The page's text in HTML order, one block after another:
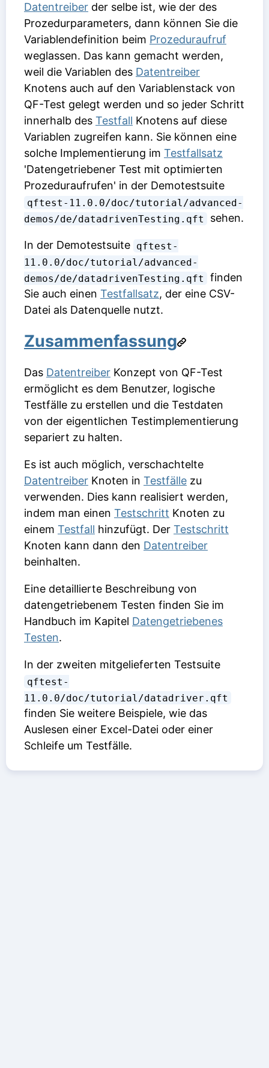
Datentreiber der selbe ist, wie der des
Prozedurparameters, dann können Sie die
Variablendefinition beim Prozeduraufruf
weglassen. Das kann gemacht werden,
weil die Variablen des Datentreiber
Knotens auch auf den Variablenstack von
QF-Test gelegt werden und so jeder Schritt
innerhalb des Testfall Knotens auf diese
Variablen zugreifen kann. Sie können eine
solche Implementierung im Testfallsatz
'Datengetriebener Test mit optimierten
Prozeduraufrufen' in der Demotestsuite
qftest-11.0.0/doc/tutorial/advanced-
demos/de/datadrivenTesting.qft
sehen.
In der Demotestsuite qftest-
11.0.0/doc/tutorial/advanced-
demos/de/datadrivenTesting.qft
finden
Sie auch einen Testfallsatz, der eine CSV-
Datei als Datenquelle nutzt.
Zusammenfassung
Das Datentreiber Konzept von QF-Test
ermöglicht es dem Benutzer, logische
Testfälle zu erstellen und die Testdaten
von der eigentlichen Testimplementierung
separiert zu halten.
Es ist auch möglich, verschachtelte
Datentreiber Knoten in Testfälle zu
verwenden. Dies kann realisiert werden,
indem man einen Testschritt Knoten zu
einem Testfall hinzufügt. Der Testschritt
Knoten kann dann den Datentreiber
beinhalten.
Eine detaillierte Beschreibung von
datengetriebenem Testen finden Sie im
Handbuch im Kapitel Datengetriebenes
Testen.
In der zweiten mitgelieferten Testsuite
qftest-
11.0.0/doc/tutorial/datadriver.qft
finden Sie weitere Beispiele, wie das
Auslesen einer Excel-Datei oder einer
Schleife um Testfälle.